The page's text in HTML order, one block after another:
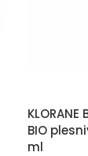
BIO
ml